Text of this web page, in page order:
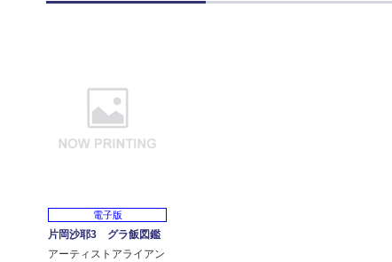
電子版
片岡沙耶3 グラ飯図鑑
アーティストアライアン